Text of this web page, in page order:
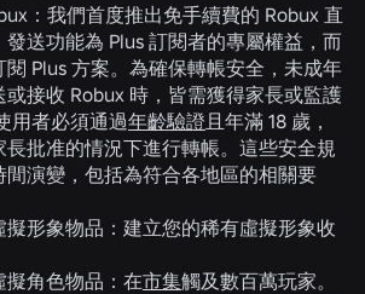
： 我們首度推出免手續費的 Robux 直
送功能為 Plus 訂閱者的專屬權益，而
Plus 方案。為確保轉帳安全，未成年
或接收 Robux 時，皆需獲得家長或監護
用者必須通過年齡驗證 且年滿 18 歲，
長批准的情況下進行轉帳。這些安全規
間演變，包括為符合各地區的相關要
形象物品： 建立您的稀有虛擬形象收
角色物品： 在市集觸及數百萬玩家。